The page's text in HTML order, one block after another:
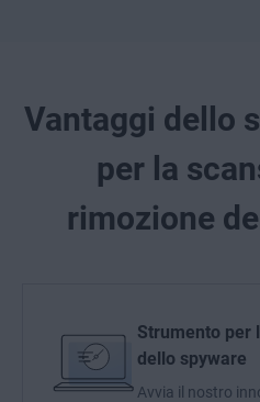
Vantaggi dello
per la
rimozione
Strumento per
dello spyware
Avvia il nostro